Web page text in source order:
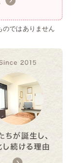
ではありません